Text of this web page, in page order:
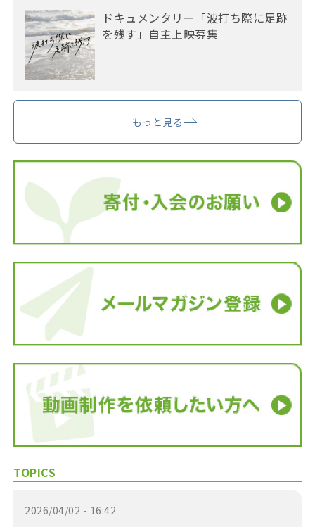
ドキュメンタリー「波打ち際に足跡
を残す」自主上映募集
もっと見る
TOPICS
2026/04/02 - 16:42